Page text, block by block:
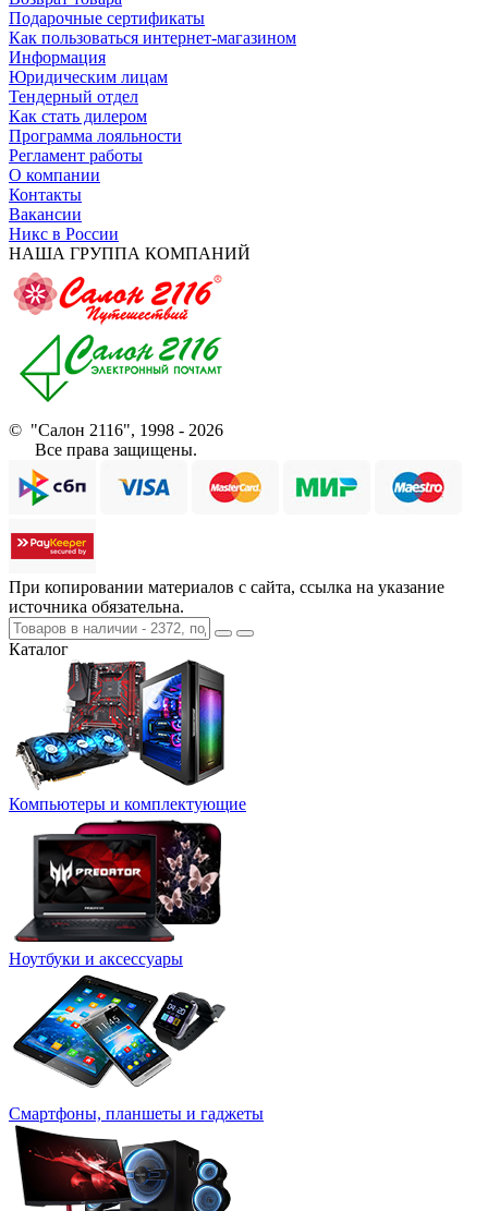
Подарочные сертификаты
Как пользоваться интернет-магазином
Информация
Юридическим лицам
Тендерный отдел
Как стать дилером
Программа лояльности
Регламент работы
О компании
Контакты
Вакансии
Никс в России
НАША ГРУППА КОМПАНИЙ
© "Салон 2116", 1998 - 2026
Все права защищены.
При копировании материалов с сайта, ссылка на указание
источника обязательна.
Каталог
Компьютеры и комплектующие
Ноутбуки и аксессуары
Смартфоны, планшеты и гаджеты